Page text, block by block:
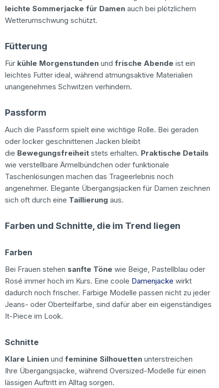
leichte Sommerjacke für Damen auch bei plötzlichem
Wetterumschwung schützt.
Fütterung
Für kühle Morgenstunden und frische Abende ist ein
leichtes Futter ideal, während atmungsaktive Materialien
unangenehmes Schwitzen verhindern.
Passform
Auch die Passform spielt eine wichtige Rolle. Bei geraden
oder locker geschnittenen Jacken bleibt
die Bewegungsfreiheit stets erhalten. Praktische Details
wie verstellbare Ärmelbündchen oder funktionale
Taschenlösungen machen das Trageerlebnis noch
angenehmer. Elegante Übergangsjacken für Damen zeichnen
sich oft durch eine Taillierung aus.
Farben und Schnitte, die im Trend liegen
Farben
Bei Frauen stehen sanfte Töne wie Beige, Pastellblau oder
Rosé immer hoch im Kurs. Eine coole Damenjacke wirkt
dadurch noch frischer. Farbige Modelle passen nicht zu jeder
Jeans- oder Oberteilfarbe, sind dafür aber ein eigenständiges
It-Piece im Look.
Schnitte
Klare Linien und feminine Silhouetten unterstreichen
Ihre Übergangsjacke, während Oversized-Modelle für einen
lässigen Auftritt im Alltag sorgen.